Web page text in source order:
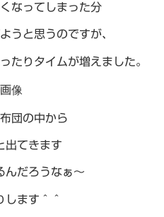
なってしまった分
うと思うのですが、
たりタイムが増えました。
団の中から
出てきます
んだろうなぁ～
します＾＾